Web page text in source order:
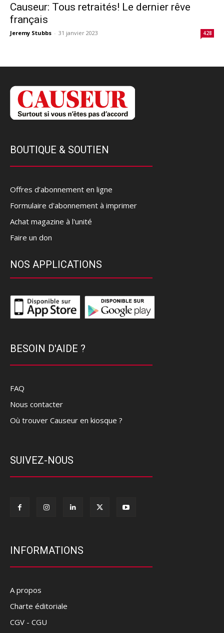
Causeur: Tous retraités! Le dernier rêve
français
Jeremy Stubbs - 31 janvier 2023 428
BOUTIQUE & SOUTIEN
Offres d’abonnement en ligne
Formulaire d'abonnement à imprimer
Achat magazine à l'unité
Faire un don
NOS APPLICATIONS
BESOIN D'AIDE ?
FAQ
Nous contacter
Où trouver Causeur en kiosque ?
SUIVEZ-NOUS
INFORMATIONS
A propos
Charte éditoriale
CGV - CGU